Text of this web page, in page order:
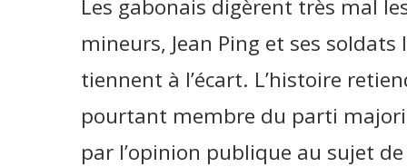
Les gabonais digèrent très mal
mineurs, Jean Ping et ses soldats
tiennent à l’écart. L’histoire
pourtant membre du parti
par l’opinion publique au sujet de